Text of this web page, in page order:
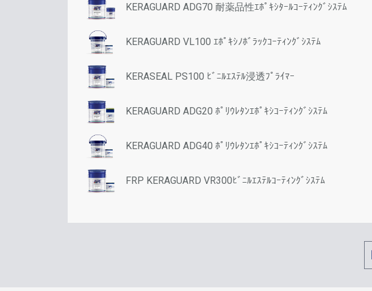
KERAGUARD ADG70 耐薬品性ｴﾎﾟｷｼﾀｰﾙｺｰﾃｨﾝｸﾞｼｽﾃﾑ
KERAGUARD VL100 ｴﾎﾟｷｼﾉﾎﾞﾗｯｸｺｰﾃｨﾝｸﾞｼｽﾃﾑ
KERASEAL PS100 ﾋﾞﾆﾙｴｽﾃﾙ浸透ﾌﾟﾗｲﾏｰ
KERAGUARD ADG20 ﾎﾟﾘｳﾚﾀﾝｴﾎﾟｷｼｺｰﾃｨﾝｸﾞｼｽﾃﾑ
KERAGUARD ADG40 ﾎﾟﾘｳﾚﾀﾝｴﾎﾟｷｼｺｰﾃｨﾝｸﾞｼｽﾃﾑ
FRP KERAGUARD VR300ﾋﾞﾆﾙｴｽﾃﾙｺｰﾃｨﾝｸﾞｼｽﾃﾑ